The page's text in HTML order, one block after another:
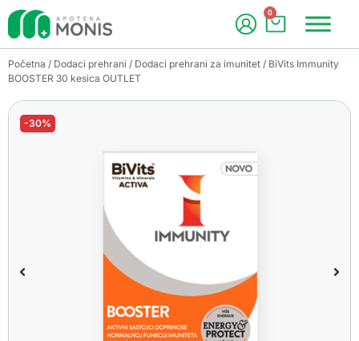
0
Početna / Dodaci prehrani / Dodaci prehrani za imunitet / BiVits Immunity
BOOSTER 30 kesica OUTLET
-30%